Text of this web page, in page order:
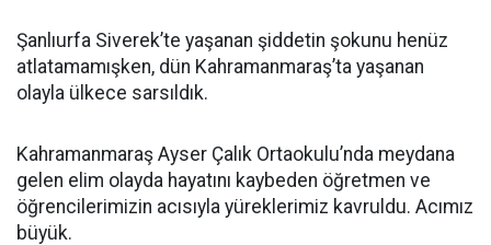
Şanlıurfa Siverek’te yaşanan şiddetin şokunu henüz
atlatamamışken, dün Kahramanmaraş’ta yaşanan
olayla ülkece sarsıldık.
Kahramanmaraş Ayser Çalık Ortaokulu’nda meydana
gelen elim olayda hayatını kaybeden öğretmen ve
öğrencilerimizin acısıyla yüreklerimiz kavruldu. Acımız
büyük.